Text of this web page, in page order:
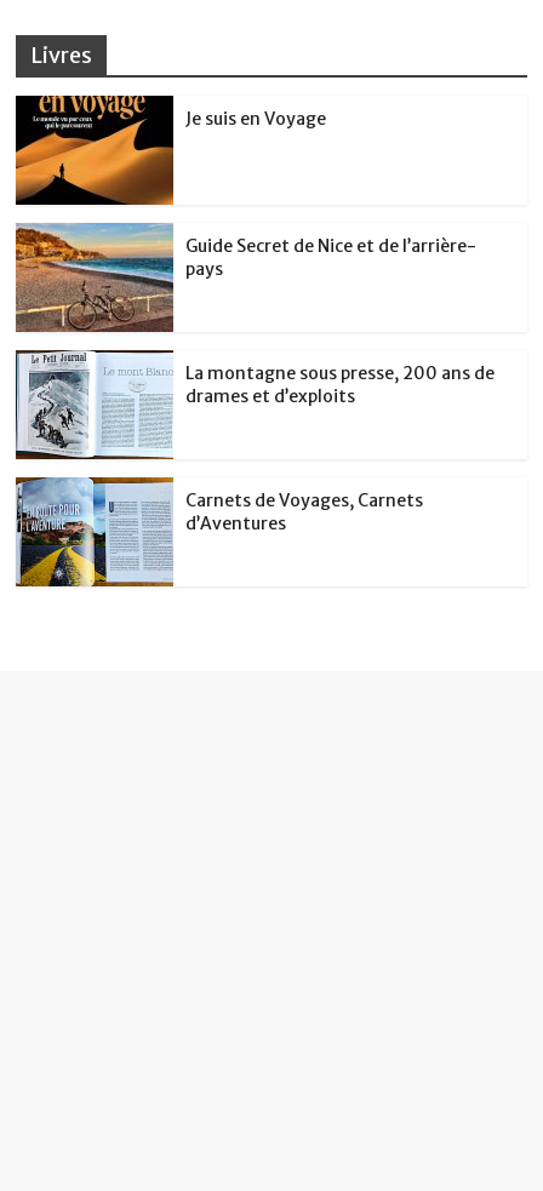
Livres
Je suis en Voyage
Guide Secret de Nice et de l’arrière-
pays
La montagne sous presse, 200 ans de
drames et d’exploits
Carnets de Voyages, Carnets
d’Aventures